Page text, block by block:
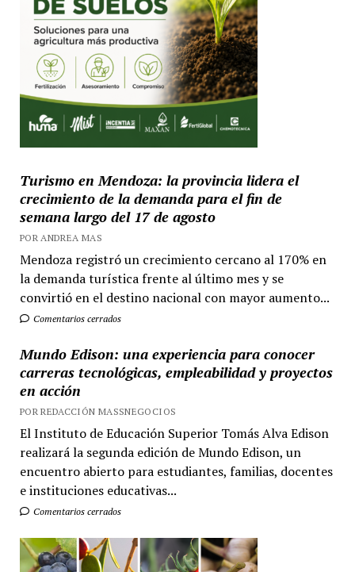
Turismo en Mendoza: la provincia lidera el
crecimiento de la demanda para el fin de
semana largo del 17 de agosto
POR ANDREA MAS
Mendoza registró un crecimiento cercano al 170% en
la demanda turística frente al último mes y se
convirtió en el destino nacional con mayor aumento...
Comentarios cerrados
Mundo Edison: una experiencia para conocer
carreras tecnológicas, empleabilidad y proyectos
en acción
POR REDACCIÓN MASSNEGOCIOS
El Instituto de Educación Superior Tomás Alva Edison
realizará la segunda edición de Mundo Edison, un
encuentro abierto para estudiantes, familias, docentes
e instituciones educativas...
Comentarios cerrados